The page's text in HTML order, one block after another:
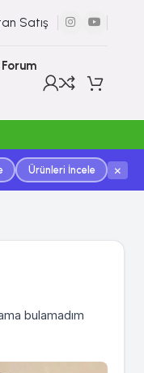
Satış
Ürünleri İncele ×
bulamadım